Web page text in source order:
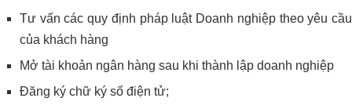
Tư vấn các quy định pháp luật Doanh nghiệp theo yêu cầu
của khách hàng
Mở tài khoản ngân hàng sau khi thành lập doanh nghiệp
Đăng ký chữ ký số điện tử;